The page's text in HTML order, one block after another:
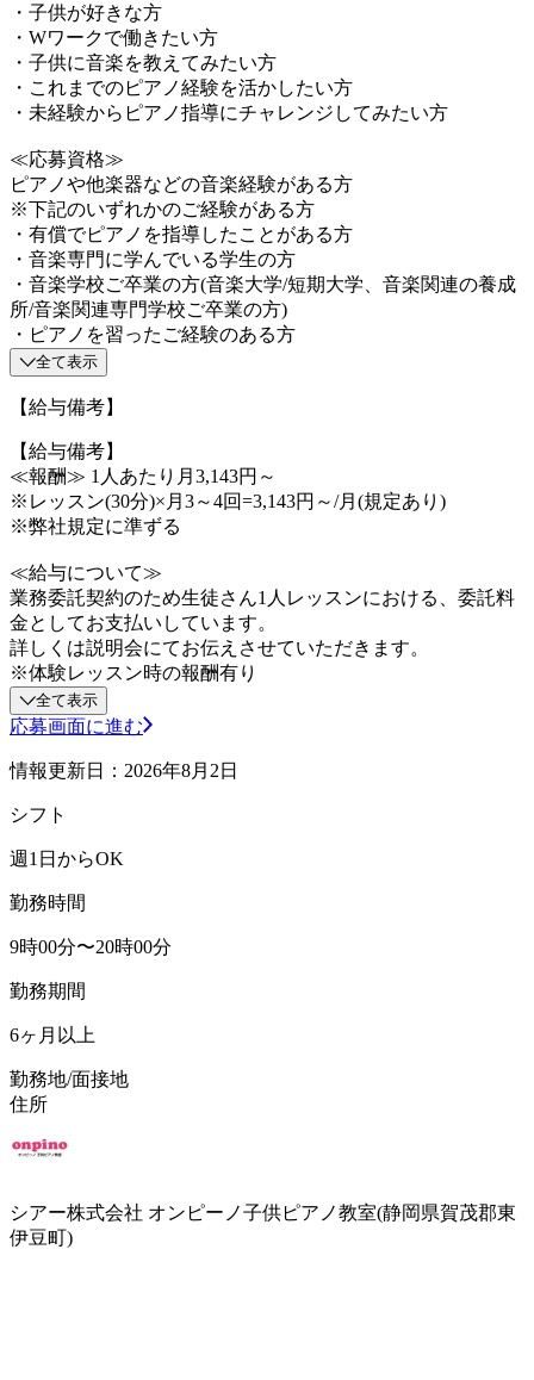
・子供が好きな方
・Wワークで働きたい方
・子供に音楽を教えてみたい方
・これまでのピアノ経験を活かしたい方
・未経験からピアノ指導にチャレンジしてみたい方
≪応募資格≫
ピアノや他楽器などの音楽経験がある方
※下記のいずれかのご経験がある方
・有償でピアノを指導したことがある方
・音楽専門に学んでいる学生の方
・音楽学校ご卒業の方(音楽大学/短期大学、音楽関連の養成
所/音楽関連専門学校ご卒業の方)
・ピアノを習ったご経験のある方
全て表示
【給与備考】
【給与備考】
≪報酬≫ 1人あたり月3,143円～
※レッスン(30分)×月3～4回=3,143円～/月(規定あり)
※弊社規定に準ずる
≪給与について≫
業務委託契約のため生徒さん1人レッスンにおける、委託料
金としてお支払いしています。
詳しくは説明会にてお伝えさせていただきます。
※体験レッスン時の報酬有り
全て表示
応募画面に進む
情報更新日：2026年8月2日
シフト
週1日からOK
勤務時間
9時00分〜20時00分
勤務期間
6ヶ月以上
勤務地/面接地
住所
シアー株式会社 オンピーノ子供ピアノ教室(静岡県賀茂郡東
伊豆町)